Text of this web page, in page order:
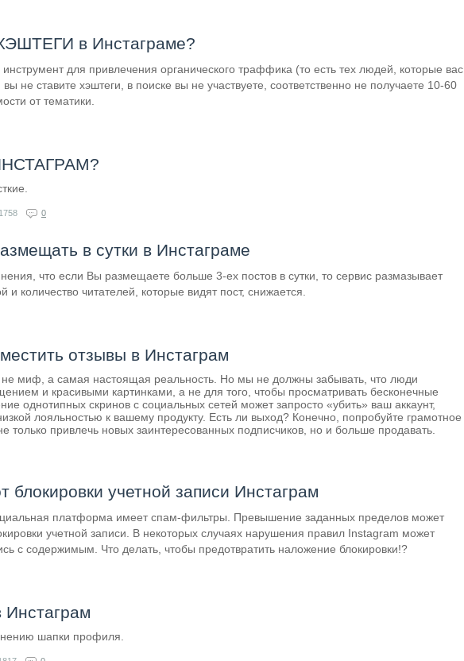
в Инстаграме?
для привлечения органического траффика (то есть тех людей, которые вас
не ставите хэштеги, в поиске вы не участвуете, соответственно не получаете 10-60
от тематики.
1758 0
в сутки в Инстаграме
что если Вы размещаете больше 3-ех постов в сутки, то сервис размазывает
и количество читателей, которые видят пост, снижается.
отзывы в Инстаграм
миф, а самая настоящая реальность. Но мы не должны забывать, что люди
и красивыми картинками, а не для того, чтобы просматривать бесконечные
однотипных скринов с социальных сетей может запросто «убить» ваш аккаунт,
лояльностью к вашему продукту. Есть ли выход? Конечно, попробуйте грамотное
привлечь новых заинтересованных подписчиков, но и больше продавать.
блокировки учетной записи Инстаграм
платформа имеет спам-фильтры. Превышение заданных пределов может
учетной записи. В некоторых случаях нарушения правил Instagram может
с содержимым. Что делать, чтобы предотвратить наложение блокировки!?
шапки профиля.